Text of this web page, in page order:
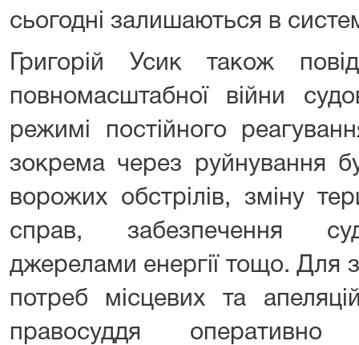
сьогодні залишаються в
Григорій Усик також
повномасштабної війни
режимі постійного
зокрема через руйнування
ворожих обстрілів, зміну
справ, забезпечення
джерелами енергії тощо. Для
потреб місцевих та
правосуддя оперативно